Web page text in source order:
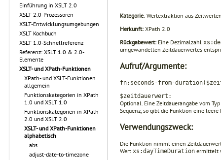
Einführung in XSLT 2.0
XSLT 2.0-Prozessoren
XSLT-Entwicklungsumgebungen
XSLT Kochbuch
XSLT 1.0-Schnellreferenz
Referenz: XSLT 1.0 & 2.0-
Elemente
XSLT- und XPath-Funktionen
XPath- und XSLT-Funktionen
allgemein
Funktionskategorien in XPath
1.0 und XSLT 1.0
Funktionskategorien in XPath
2.0 und XSLT 2.0
XSLT- und XPath-Funktionen
alphabetisch
abs
adjust-date-to-timezone
Kategorie: Wertextraktion aus
Herkunft: XPath 2.0
Rückgabewert: Eine Dezimalzahl
umgewandel­ten Zeitdauerwertes
Aufruf/Argumente:
fn:seconds-from-
$zeitdauerwert:
Optional. Eine Zeitdauerangabe vom Typ
Sequenz, so gibt die Funktion eine leere
Verwendungszweck:
Die Funktion nimmt einen
Wert xs:dayTimeDura­tion ermittelt